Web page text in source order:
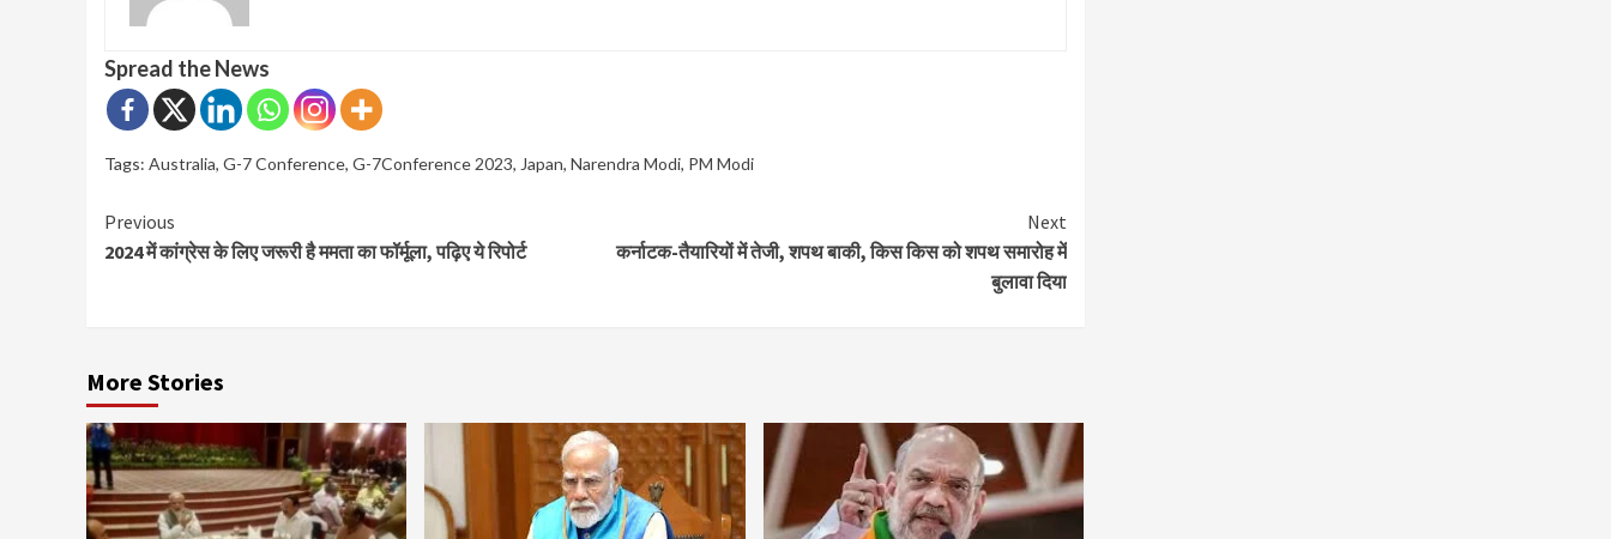
Spread the News
Tags: Australia, G-7 Conference, G-7Conference 2023, Japan, Narendra Modi, PM Modi
Continue
Reading
Previous
2024 में कांग्रेस के लिए जरूरी है ममता का फॉर्मूला, पढ़िए ये रिपोर्ट
Next
कर्नाटक-तैयारियों में तेजी, शपथ बाकी, किस किस को शपथ समारोह में
बुलावा दिया
More Stories